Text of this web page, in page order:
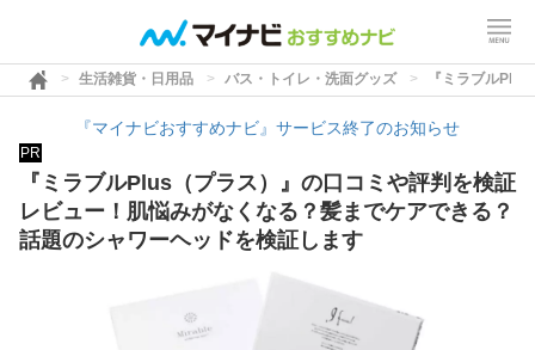
生活雑貨・日用品 バス・トイレ・洗面グッズ 『ミラブル
『マイナビおすすめナビ』サービス終了のお知らせ
PR
『ミラブルPlus（プラス）』の口コミや評判を検証
レビュー！肌悩みがなくなる？髪までケアできる？
話題のシャワーヘッドを検証します